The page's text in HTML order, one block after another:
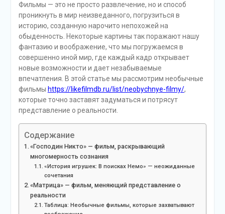
Фильмы — это не просто развлечение, но и способ
проникнуть в мир неизведанного, погрузиться в
историю, созданную нарочито непохожей на
обыденность. Некоторые картины так поражают нашу
фантазию и воображение, что мы погружаемся в
совершенно иной мир, где каждый кадр открывает
новые возможности и дает незабываемые
впечатления. В этой статье мы рассмотрим необычные
фильмы https://likefilmdb.ru/list/neobychnye-filmy/,
которые точно заставят задуматься и потрясут
представление о реальности.
Содержание
«Господин Никто» — фильм, раскрывающий
многомерность сознания
«История игрушек: В поисках Немо» — неожиданные
сочетания
«Матрица» — фильм, меняющий представление о
реальности
Таблица: Необычные фильмы, которые захватывают